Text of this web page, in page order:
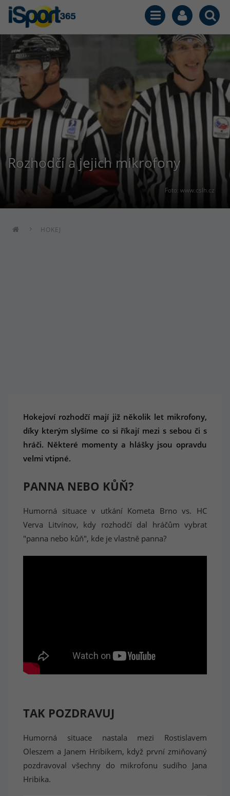
Foto: www.cslh.cz
Rozhodčí a jejich mikrofony
HOKEJ
Hokejoví rozhodčí mají již několik let mikrofony,
díky kterým slyšíme co si říkají mezi s sebou či s
hráči. Některé momenty a hlášky jsou opravdu
velmi vtipné.
PANNA NEBO KŮŇ?
Humorná situace v utkání Kometa Brno vs. HC
Verva Litvínov, kdy rozhodčí dal hráčům vybrat
"panna nebo kůň", kde je vlastně panna?
TAK POZDRAVUJ
Humorná situace nastala mezi Rostislavem
Oleszem a Janem Hribikem, když první zmiňovaný
pozdravoval všechny do mikrofonu sudího Jana
Hribika.